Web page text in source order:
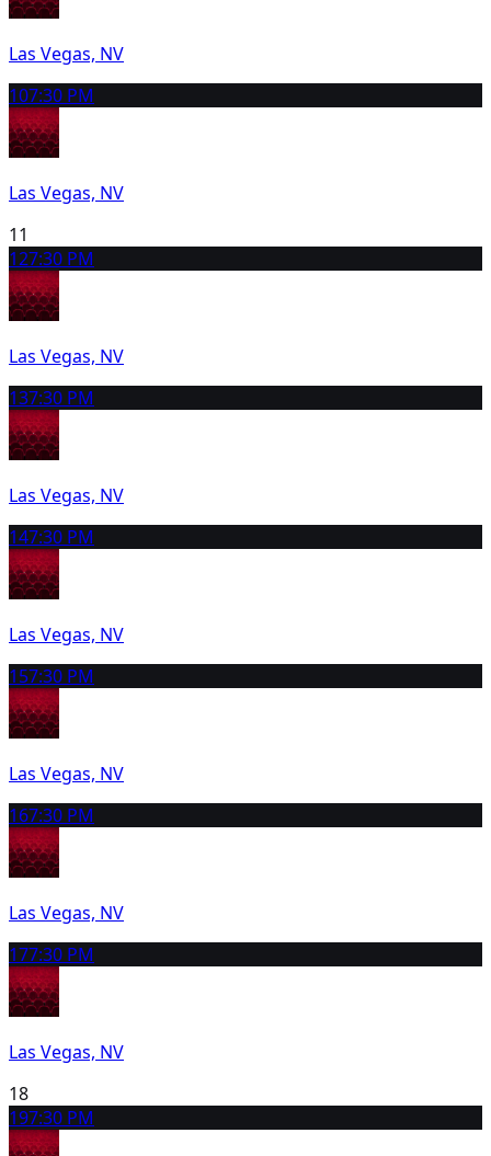
Las Vegas, NV
107:30 PM
Las Vegas, NV
11
127:30 PM
Las Vegas, NV
137:30 PM
Las Vegas, NV
147:30 PM
Las Vegas, NV
157:30 PM
Las Vegas, NV
167:30 PM
Las Vegas, NV
177:30 PM
Las Vegas, NV
18
197:30 PM